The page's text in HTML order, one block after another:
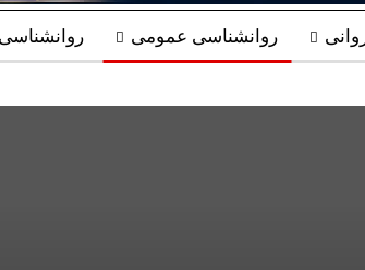
روانشناسی عمومی روانشناسی